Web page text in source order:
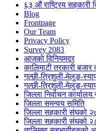
६३ औं राष्ट्रिय सहकारी
Blog
Frontpage
Our Team
Privacy Policy
Survey 2083
आजकाे विनियमदर
कालिमाटी तरकारी बजार
गल्छी-त्रिशुली-मेलुङ-
गल्छी-त्रिशुली-मेलुङ-
जिल्ला निर्वाचन
जिल्ला समन्वय समिति
जिल्ला सहकारी संघको
जिल्ला सहकारी संघको